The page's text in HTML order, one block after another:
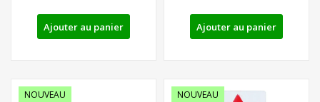
Ajouter au panier Ajouter au panier
NOUVEAU NOUVEAU